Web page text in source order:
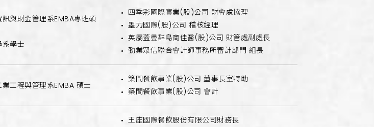
與財金管理系EMBA專班碩
學士
四季彩國際實業(股)公司 財會處協理
墨力國際(股)公司 稽核經理
英屬蓋曼群島商佳醫(股)公司 財管處副處長
勤業眾信聯合會計師事務所審計部門 組長
工程與管理系EMBA 碩士
築間餐飲事業(股)公司 董事長室特助
築間餐飲事業(股)公司 會計
王座國際餐飲股份有限公司財務長